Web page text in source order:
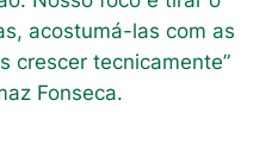
acostumá-las com as
crescer tecnicamente”
Fonseca.